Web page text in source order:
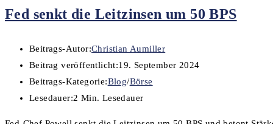
Fed senkt die Leitzinsen um 50 BPS
Beitrags-Autor:Christian Aumiller
Beitrag veröffentlicht:19. September 2024
Beitrags-Kategorie:Blog/Börse
Lesedauer:2 Min. Lesedauer